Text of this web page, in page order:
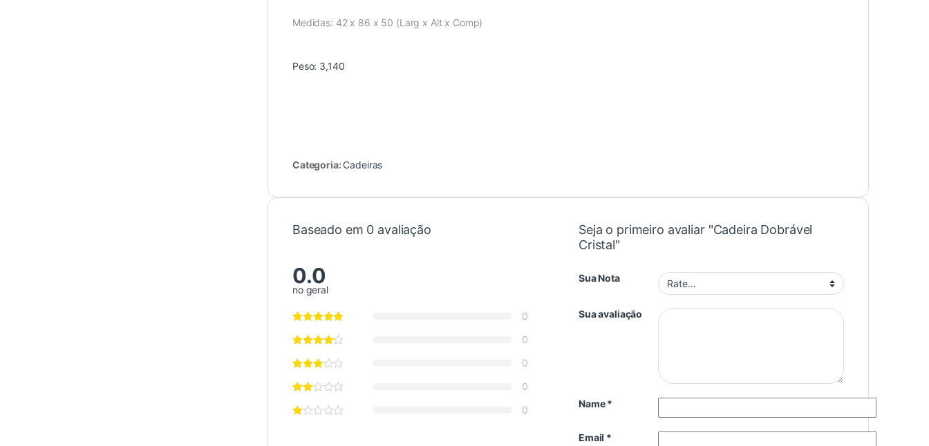
Medidas: 42 x 86 x 50 (Larg x Alt x Comp)
Peso: 3,140
Categoria: Cadeiras
Baseado em 0 avaliação
0.0
no geral
0
0
0
0
0
Seja o primeiro avaliar "Cadeira Dobrável
Cristal"
Sua Nota
Sua avaliação
Name*
Email *